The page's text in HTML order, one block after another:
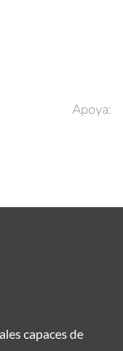
Apoya:
capaces de